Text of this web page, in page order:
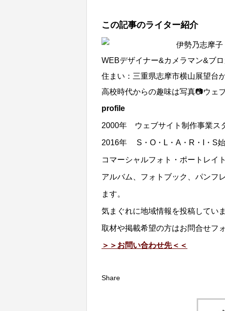
この記事のライター紹介
伊勢乃志摩子
WEBデザイナー&カメラマン&ブ
住まい：三重県志摩市横山展望台
高校時代からの趣味は写真📷ウェ
profile
2000年 ウェブサイト制作事業ス
2016年 S・O・L・A・R・I・S
コマーシャルフォト・ポートレイ
アルバム、フォトブック、パンフ
ます。
気まぐれに地域情報を投稿していま
取材や掲載希望の方はお問合せフ
＞＞お問い合わせ先＜＜
Share